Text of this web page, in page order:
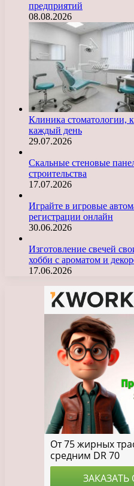
предприятий
08.08.2026
Клиника стоматологии,
каждый день
29.07.2026
Скальные стеновые
строительства
17.07.2026
Играйте в игровые
регистрации онлайн
30.06.2026
Изготовление свечей
хобби с ароматом и
17.06.2026